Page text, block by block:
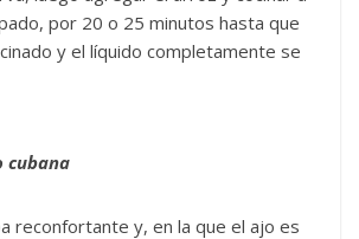
por 20 o 25 minutos hasta que
y el líquido completamente se
cubana
reconfortante y, en la que el ajo es